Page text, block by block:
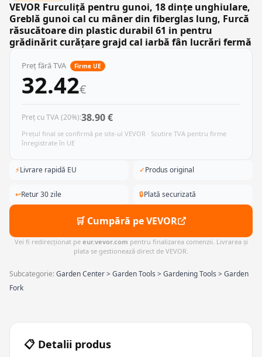
VEVOR Furculiță pentru gunoi, 18 dințe unghiulare,
Greblă gunoi cal cu mâner din fiberglas lung, Furcă
răsucătoare din plastic durabil 61 in pentru
grădinărit curățare grajd cal iarbă fân lucrări fermă
Preț fără TVA Firme UE
32.42€
Preț cu TVA (20%):38.90 €
Prețul final se confirmă pe site-ul VEVOR · Scutire TVA pentru firme
înregistrate în UE
⚡Livrare rapidă EU ✓Produs original
↩Retur 30 zile 🔒Plată securizată
🛒 Cumpără pe VEVOR
Vei fi redirecționat pe eur.vevor.com pentru finalizarea comenzii. Livrarea și
plata se gestionează direct de VEVOR.
Subcategorie:Garden Center > Garden Tools > Gardening Tools > Garden
Fork
📋 Detalii produs